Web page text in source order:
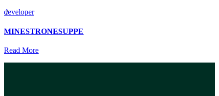
/
developer
MINESTRONESUPPE
Read More